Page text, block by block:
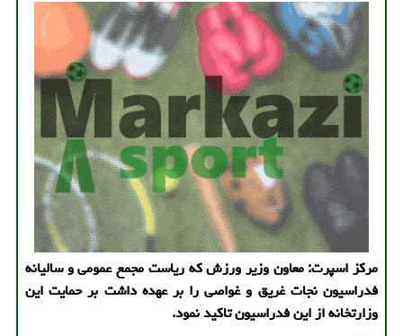
مرکز اسپرت: معاون وزیر ورزش که ریاست مجمع عمومی و سالیانه
فدراسیون نجات غریق و غواصی را بر عهده داشت بر حمایت این
وزارتخانه از این فدراسیون تاکید نمود.